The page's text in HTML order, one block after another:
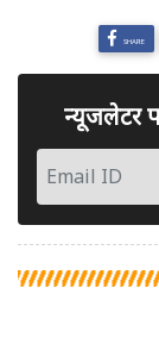
SHARE
न्यूजलेटर